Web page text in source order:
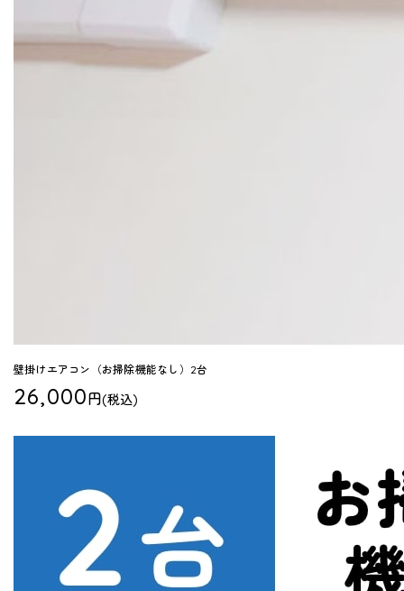
壁掛けエアコン（お掃除機能なし）2台
26,000円(税込)